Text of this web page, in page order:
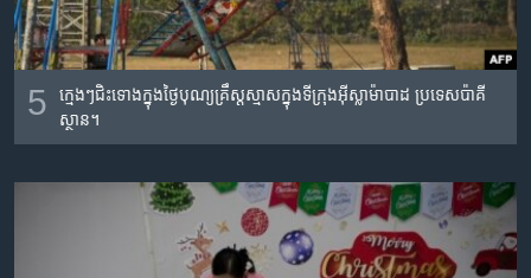
5
ក្មេងៗ​ជិះ​ទោង​ក្នុង​ថ្ងៃបុណ្យគ្រឹស្តស្មាស​ក្នុង​ទីក្រុង​អ៊ីស្លាម៉ាបាដ​ ប្រទេស​ប៉ាគី
ស្ថាន។